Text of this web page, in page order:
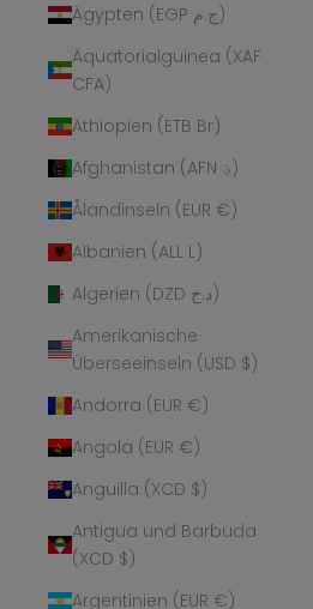
Ägypten (EGP ج.م)
Äquatorialguinea (XAF
CFA)
Äthiopien (ETB Br)
Afghanistan (AFN ؋)
Ålandinseln (EUR €)
Albanien (ALL L)
Algerien (DZD د.ج)
Amerikanische
Überseeinseln (USD $)
Andorra (EUR €)
Angola (EUR €)
Anguilla (XCD $)
Antigua und Barbuda
(XCD $)
Argentinien (EUR €)